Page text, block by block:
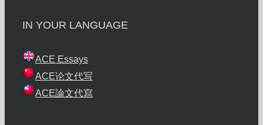
IN YOUR LANGUAGE
ACE Essays
ACE论文代写
ACE論文代寫